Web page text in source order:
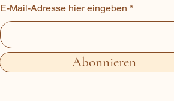
E-Mail-Adresse hier eingeben
Abonnieren